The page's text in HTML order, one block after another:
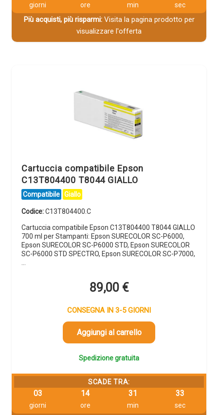
giorni ore min sec
Più acquisti, più risparmi:Visita la pagina prodotto per
visualizzare l'offerta
Cartuccia compatibile Epson
C13T804400 T8044 GIALLO
Compatibile Giallo
Codice:C13T804400.C
Cartuccia compatibile Epson C13T804400 T8044 GIALLO
700 ml per Stampanti: Epson SURECOLOR SC-P6000,
Epson SURECOLOR SC-P6000 STD, Epson SURECOLOR
SC-P6000 STD SPECTRO, Epson SURECOLOR SC-P7000,
89,00 €
CONSEGNA IN 3-5 GIORNI
Aggiungi al carrello
Spedizione gratuita
SCADE TRA:
03
giorni
14
ore
31
min
32
sec